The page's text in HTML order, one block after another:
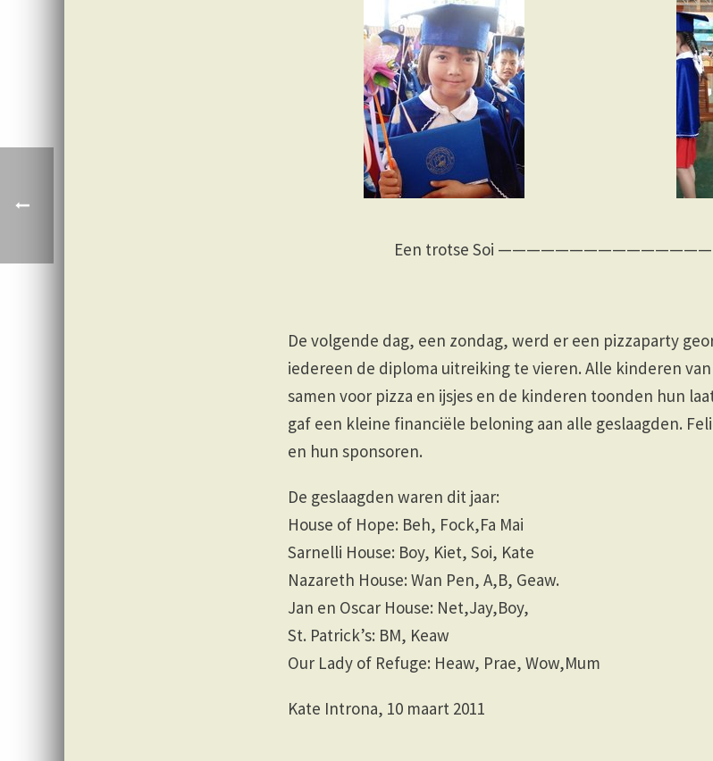
Een trotse Soi
De volgende dag, een zondag, werd er een pizzaparty
iedereen de diploma uitreiking te vieren. Alle kinderen
samen voor pizza en ijsjes en de kinderen toonden hun
gaf een kleine financiële beloning aan alle geslaagden.
en hun sponsoren.
De geslaagden waren dit jaar:
House of Hope: Beh, Fock,Fa Mai
Sarnelli House: Boy, Kiet, Soi, Kate
Nazareth House: Wan Pen, A,B, Geaw.
Jan en Oscar House: Net,Jay,Boy,
St. Patrick’s: BM, Keaw
Our Lady of Refuge: Heaw, Prae, Wow,Mum
Kate Introna, 10 maart 2011